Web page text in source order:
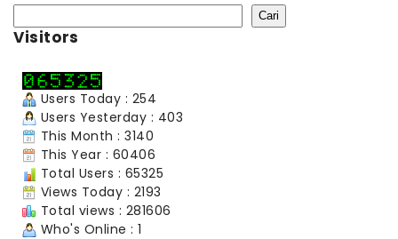
Cari
Visitors
Users Today : 254
Users Yesterday : 403
This Month : 3140
This Year : 60406
Total Users : 65325
Views Today : 2193
Total views : 281606
Who's Online : 1